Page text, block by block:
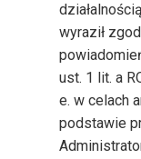
wyraził
ust. 1 lit. a
e. w celach
podstawie